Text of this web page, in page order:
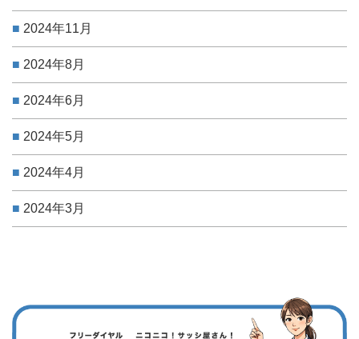
2024年11月
2024年8月
2024年6月
2024年5月
2024年4月
2024年3月